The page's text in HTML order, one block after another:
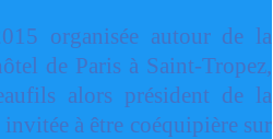
organisée autour de la
de Paris à Saint-Tropez,
alors président de la
à être coéquipière sur